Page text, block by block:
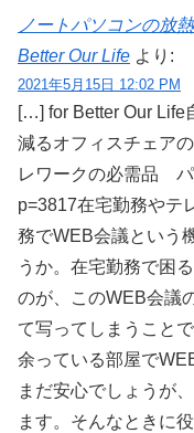
ノートパソコンの放
Better Our Life より:
2021年5月15日 12:02 PM
[…] for Better Our
減るオフィスチェア
レワークの必需品 パ
p=3817在宅勤務やテ
務でWEB会議という
うか。在宅勤務で困
のが、このWEB会議
て写ってしまうこと
余っている部屋で
まだ安心でしょうが
ます。そんなときに